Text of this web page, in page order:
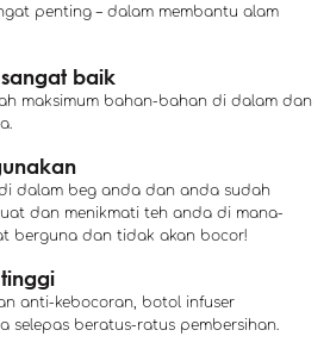
penting – dalam membantu alam
baik
maksimum bahan-bahan di dalam dan
dalam beg anda dan anda sudah
dan menikmati teh anda di mana-
berguna dan tidak akan bocor!
anti-kebocoran, botol infuser
selepas beratus-ratus pembersihan.